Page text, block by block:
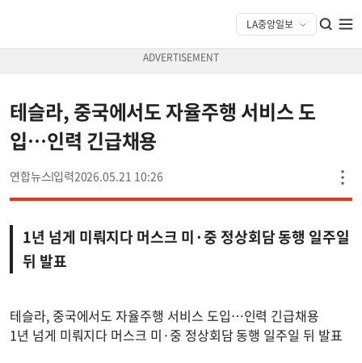
테슬라, 중국에서도 자율주행 서비스 도
입…인력 긴급채용
연합뉴스 2026.05.21 10:26
1년 넘게 미뤄지다 머스크 미·중 정상회담 동행 일주일
뒤 발표
테슬라, 중국에서도 자율주행 서비스 도입…인력 긴급채용
1년 넘게 미뤄지다 머스크 미·중 정상회담 동행 일주일 뒤 발표